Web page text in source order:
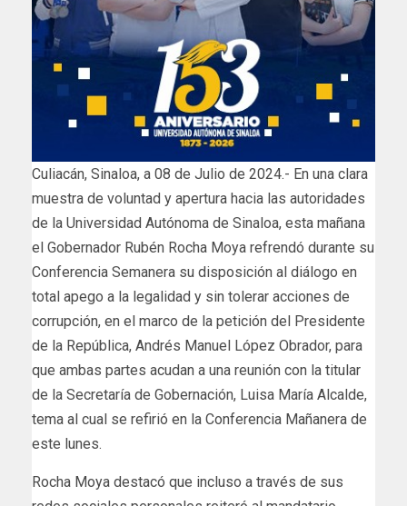
Culiacán, Sinaloa, a 08 de Julio de 2024.- En una clara
muestra de voluntad y apertura hacia las autoridades
de la Universidad Autónoma de Sinaloa, esta mañana
el Gobernador Rubén Rocha Moya refrendó durante su
Conferencia Semanera su disposición al diálogo en
total apego a la legalidad y sin tolerar acciones de
corrupción, en el marco de la petición del Presidente
de la República, Andrés Manuel López Obrador, para
que ambas partes acudan a una reunión con la titular
de la Secretaría de Gobernación, Luisa María Alcalde,
tema al cual se refirió en la Conferencia Mañanera de
este lunes.
Rocha Moya destacó que incluso a través de sus